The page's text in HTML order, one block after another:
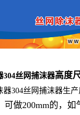
丝网捕沫器高度
304丝网捕沫器生产
做200mm的，